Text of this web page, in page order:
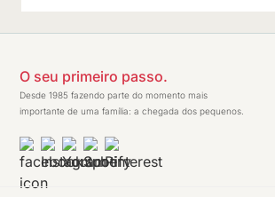
O seu primeiro passo.
Desde 1985 fazendo parte do momento mais
importante de uma família: a chegada dos pequenos.